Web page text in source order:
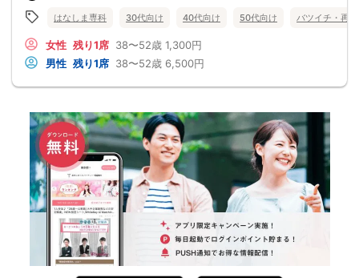
はなしま専科 30代向け 40代向け 50代向け バツイチ・再婚
女性 残り1席 38〜52歳 1,300円
男性 残り1席 38〜52歳 6,500円